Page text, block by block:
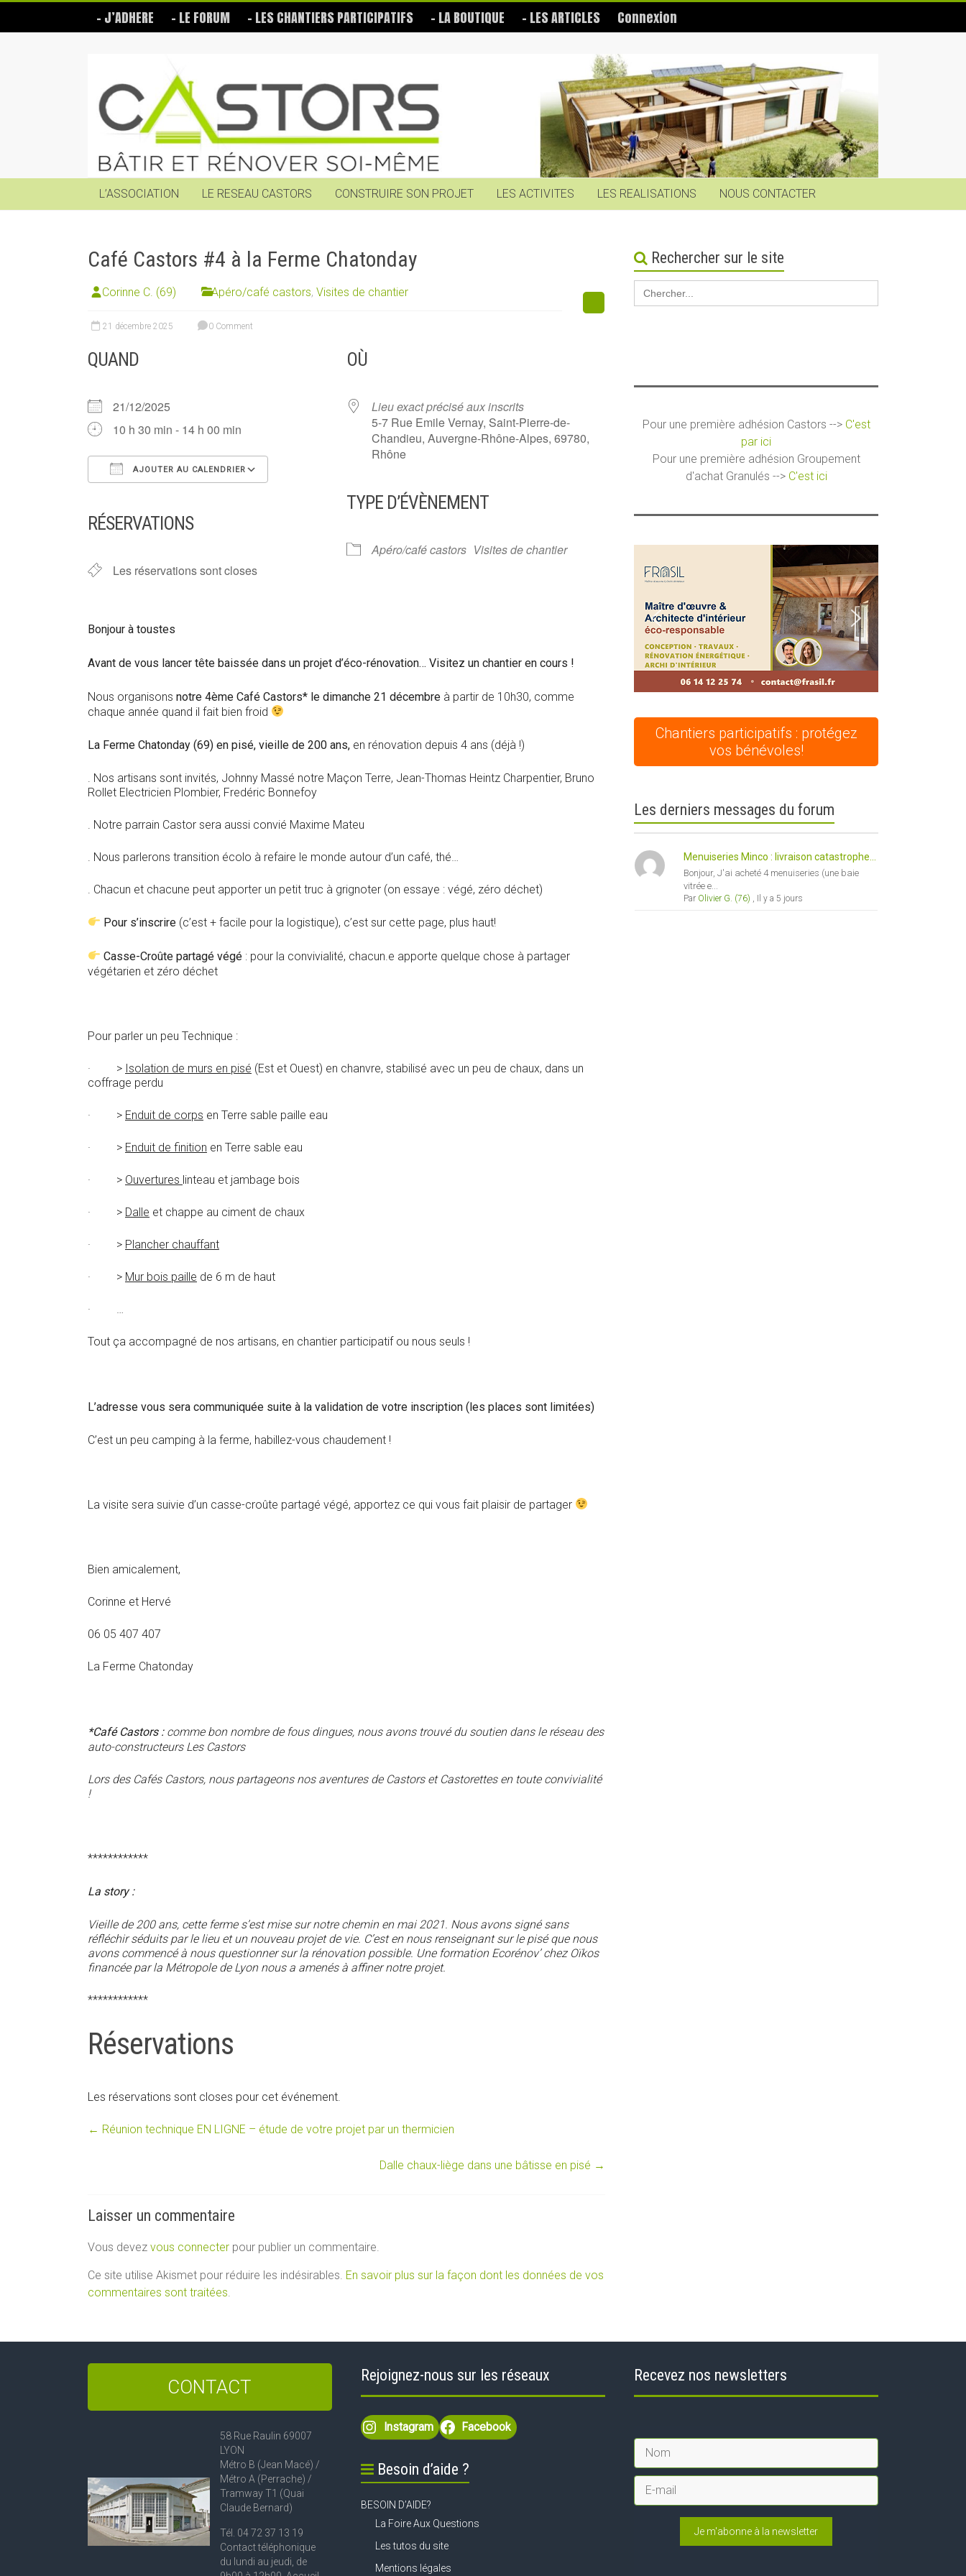
content
– J’ADHERE – LE FORUM – LES CHANTIERS PARTICIPATIFS – LA BOUTIQUE – LES ARTICLES Connexion
Castors
Bâtir
soi-
même
L’ASSOCIATION
LE RESEAU CASTORS CONSTRUIRE SON PROJET LES ACTIVITES LES REALISATIONS NOUS CONTACTER
Café Castors #4 à la Ferme Chatonday
Corinne C. (69) Apéro/café castors, Visites de chantier
21 décembre 2025 0 Comment
QUAND
21/12/2025
10 h 30 min - 14 h 00 min
AJOUTER AU CALENDRIER
Calendrier Google iCalendar
RÉSERVATIONS
Les réservations sont closes
OÙ
Lieu exact précisé aux inscrits
5-7 Rue Emile Vernay, Saint-Pierre-de-
Chandieu, Auvergne-Rhône-Alpes, 69780,
Rhône
TYPE D’ÉVÈNEMENT
Apéro/café castors Visites de chantier
Bonjour à toustes
Avant de vous lancer tête baissée dans un projet d’éco-rénovation… Visitez un chantier en cours !
Nous organisons notre 4ème Café Castors* le dimanche 21 décembre à partir de 10h30, comme
chaque année quand il fait bien froid
La Ferme Chatonday (69) en pisé, vieille de 200 ans, en rénovation depuis 4 ans (déjà !)
. Nos artisans sont invités, Johnny Massé notre Maçon Terre, Jean-Thomas Heintz Charpentier, Bruno
Rollet Electricien Plombier, Fredéric Bonnefoy
. Notre parrain Castor sera aussi convié Maxime Mateu
. Nous parlerons transition écolo à refaire le monde autour d’un café, thé…
. Chacun et chacune peut apporter un petit truc à grignoter (on essaye : végé, zéro déchet)
Pour s’inscrire (c’est + facile pour la logistique), c’est sur cette page, plus haut!
Casse-Croûte partagé végé : pour la convivialité, chacun.e apporte quelque chose à partager
végétarien et zéro déchet
Pour parler un peu Technique :
· > Isolation de murs en pisé (Est et Ouest) en chanvre, stabilisé avec un peu de chaux, dans un
coffrage perdu
· > Enduit de corps en Terre sable paille eau
· > Enduit de finition en Terre sable eau
· > Ouvertures linteau et jambage bois
· > Dalle et chappe au ciment de chaux
· > Plancher chauffant
· > Mur bois paille de 6 m de haut
· …
Tout ça accompagné de nos artisans, en chantier participatif ou nous seuls !
L’adresse vous sera communiquée suite à la validation de votre inscription (les places sont limitées)
C’est un peu camping à la ferme, habillez-vous chaudement !
La visite sera suivie d’un casse-croûte partagé végé, apportez ce qui vous fait plaisir de partager
Bien amicalement,
Corinne et Hervé
06 05 407 407
La Ferme Chatonday
*Café Castors : comme bon nombre de fous dingues, nous avons trouvé du soutien dans le réseau des
auto-constructeurs Les Castors
Lors des Cafés Castors, nous partageons nos aventures de Castors et Castorettes en toute convivialité
!
************
La story :
Vieille de 200 ans, cette ferme s’est mise sur notre chemin en mai 2021. Nous avons signé sans
réfléchir séduits par le lieu et un nouveau projet de vie. C’est en nous renseignant sur le pisé que nous
avons commencé à nous questionner sur la rénovation possible. Une formation Ecorénov’ chez Oïkos
financée par la Métropole de Lyon nous a amenés à affiner notre projet.
************
Réservations
Les réservations sont closes pour cet événement.
← Réunion technique EN LIGNE – étude de votre projet par un thermicien
Dalle chaux-liège dans une bâtisse en pisé →
Laisser un commentaire
Vous devez vous connecter pour publier un commentaire.
Ce site utilise Akismet pour réduire les indésirables. En savoir plus sur la façon dont les données de vos
commentaires sont traitées
Rechercher sur le site
Search
for:
Pour une première adhésion Castors --> C'est
par ici
Pour une première adhésion Groupement
d'achat Granulés --> C'est ici
Chantiers participatifs : protégez
vos bénévoles!
Les derniers messages du forum
Menuiseries Minco : livraison catastrophe...
Bonjour, J'ai acheté 4 menuiseries (une baie
vitrée e...
Par Olivier G. (76) Il y a 5 jours
CONTACT
58 Rue Raulin 69007
LYON
Métro B (Jean Macé) /
Métro A (Perrache) /
Tramway T1 (Quai
Claude Bernard)
Tél. 04 72 37 13 19
Contact téléphonique
du lundi au jeudi, de
Rejoignez-nous sur les réseaux
Instagram Facebook
Besoin d’aide ?
BESOIN D’AIDE?
La Foire Aux Questions
Les tutos du site
Mentions légales
Recevez nos newsletters
Je m'abonne à la newsletter